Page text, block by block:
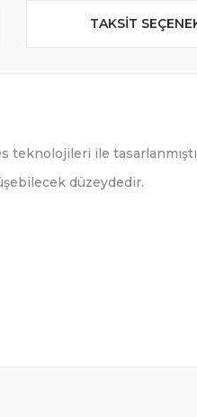
TAKSIT
teknolojileri ile
düzeydedir.